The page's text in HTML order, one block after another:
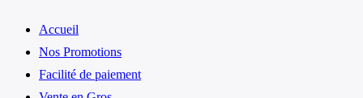
Accueil
Nos Promotions
Facilité de paiement